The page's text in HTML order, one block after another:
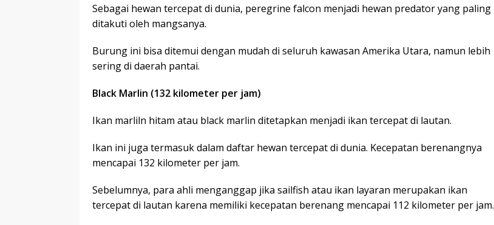
Sebagai hewan tercepat di dunia, peregrine falcon menjadi hewan predator yang paling
ditakuti oleh mangsanya.
Burung ini bisa ditemui dengan mudah di seluruh kawasan Amerika Utara, namun lebih
sering di daerah pantai.
Black Marlin (132 kilometer per jam)
Ikan marliln hitam atau black marlin ditetapkan menjadi ikan tercepat di lautan.
Ikan ini juga termasuk dalam daftar hewan tercepat di dunia. Kecepatan berenangnya
mencapai 132 kilometer per jam.
Sebelumnya, para ahli menganggap jika sailfish atau ikan layaran merupakan ikan
tercepat di lautan karena memiliki kecepatan berenang mencapai 112 kilometer per jam.